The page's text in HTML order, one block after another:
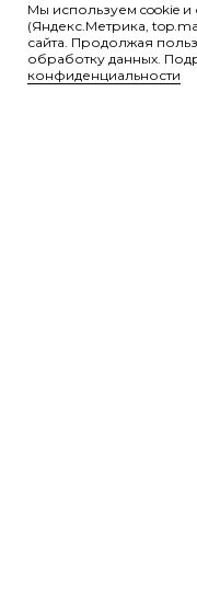
Мы используем cookie
(Яндекс.Метрика,
сайта. Продолжая
обработку данных.
конфиденциальности